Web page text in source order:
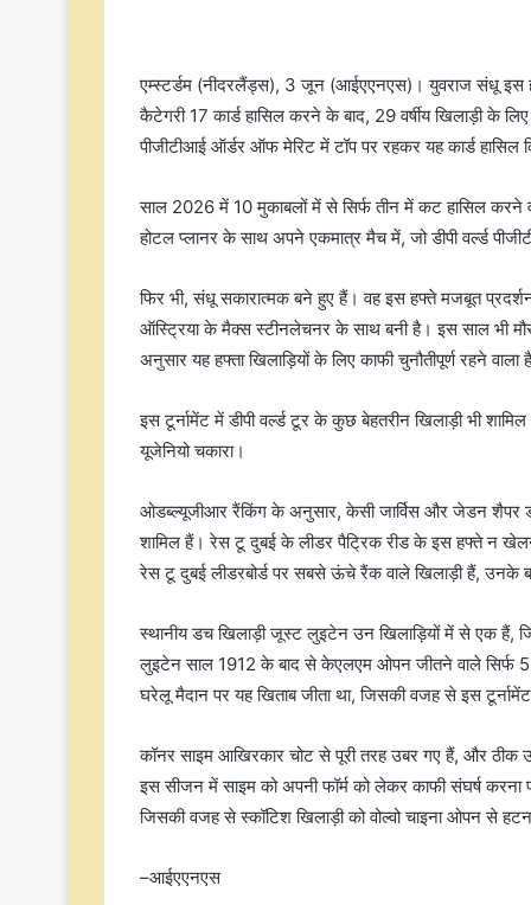
एम्स्टर्डम (नीदरलैंड्स), 3 जून (आईएएनएस)। युवराज संधू इस
कैटेगरी 17 कार्ड हासिल करने के बाद, 29 वर्षीय खिलाड़ी के
पीजीटीआई ऑर्डर ऑफ मेरिट में टॉप पर रहकर यह कार्ड हासिल
साल 2026 में 10 मुकाबलों में से सिर्फ तीन में कट हासिल
होटल प्लानर के साथ अपने एकमात्र मैच में, जो डीपी वर्ल्ड
फिर भी, संधू सकारात्मक बने हुए हैं। वह इस हफ्ते मजबूत
ऑस्ट्रिया के मैक्स स्टीनलेचनर के साथ बनी है। इस साल भी
अनुसार यह हफ्ता खिलाड़ियों के लिए काफी चुनौतीपूर्ण रहने वाला
इस टूर्नामेंट में डीपी वर्ल्ड टूर के कुछ बेहतरीन खिलाड़ी भी
यूजेनियो चकारा।
ओडब्ल्यूजीआर रैंकिंग के अनुसार, केसी जार्विस और जेडन शैपर
शामिल हैं। रेस टू दुबई के लीडर पैट्रिक रीड के इस हफ्ते न
रेस टू दुबई लीडरबोर्ड पर सबसे ऊंचे रैंक वाले खिलाड़ी हैं, उनके
स्थानीय डच खिलाड़ी जूस्ट लुइटेन उन खिलाड़ियों में से एक हैं,
लुइटेन साल 1912 के बाद से केएलएम ओपन जीतने वाले
घरेलू मैदान पर यह खिताब जीता था, जिसकी वजह से इस
कॉनर साइम आखिरकार चोट से पूरी तरह उबर गए हैं, और
इस सीजन में साइम को अपनी फॉर्म को लेकर काफी संघर्ष करना
जिसकी वजह से स्कॉटिश खिलाड़ी को वोल्वो चाइना ओपन से
–आईएएनएस